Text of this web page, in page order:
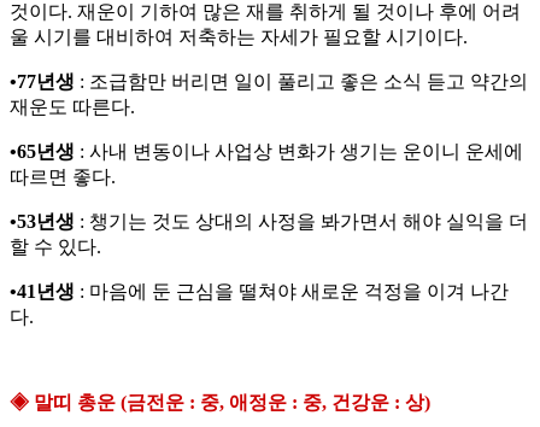
것이다. 재운이 기하여 많은 재를 취하게 될 것이나 후에 어려
울 시기를 대비하여 저축하는 자세가 필요할 시기이다.
•77년생 : 조급함만 버리면 일이 풀리고 좋은 소식 듣고 약간의
재운도 따른다.
•65년생 : 사내 변동이나 사업상 변화가 생기는 운이니 운세에
따르면 좋다.
•53년생 : 챙기는 것도 상대의 사정을 봐가면서 해야 실익을 더
할 수 있다.
•41년생 : 마음에 둔 근심을 떨쳐야 새로운 걱정을 이겨 나간
다.
◈ 말띠 총운 (금전운 : 중, 애정운 : 중, 건강운 : 상)